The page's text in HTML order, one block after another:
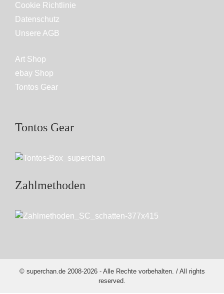
Cookie Richtlinie
Datenschutz
Unsere AGB
Art Shop
ebay Shop
Tontos Gear
Tontos Gear
Zahlmethoden
© superchan.de 2008-2026 - Alle Rechte vorbehalten. / All rights
reserved.